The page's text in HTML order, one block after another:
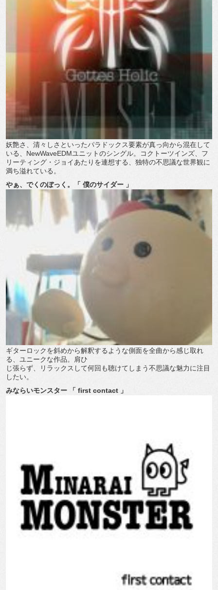
妖艶さ、清々しさといったパラドックス要素が真っ向から混在して
いる、NewWaveEDMユニットのシングル。コクトーツインズ、フ
リーティング・ジョイあたりを連想する、独特の不思議な世界観に
満ち溢れている。
やぁ、でくのぼっく。「 僕のサイダー 」
ギターロックを斜めから解釈するような側面を全曲から感じ取れ
る、ユニークな作品。肩ひ
じ張らず、リラックスして何回も聴けてしまう不思議な魅力に注目
したい。
みならいモンスター 「 first contact 」